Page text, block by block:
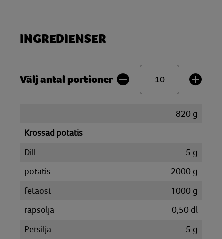
INGREDIENSER
Välj antal portioner
820 g
Krossad potatis
Dill
5 g
potatis
2000 g
fetaost
1000 g
rapsolja
0,50 dl
Persilja
5 g